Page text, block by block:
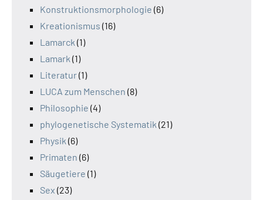
Konstruktionsmorphologie (6)
Kreationismus (16)
Lamarck (1)
Lamark (1)
Literatur(1)
LUCA zum Menschen (8)
Philosophie (4)
phylogenetische Systematik (21)
Physik (6)
Primaten (6)
Säugetiere (1)
Sex (23)